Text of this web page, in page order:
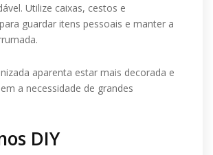
Utilize caixas, cestos e
guardar itens pessoais e manter a
aparenta estar mais decorada e
a necessidade de grandes
DIY